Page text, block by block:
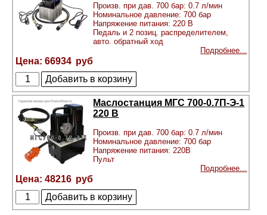
Произв. при дав. 700 бар: 0.7 л/мин
Номинальное давление: 700 бар
Напряжение питания: 220 В
Педаль и 2 позиц. распределителем,
авто. обратный ход
Подробнее...
66934
Маслостанция МГС 700-0.7П-Э-1
220 В
Произв. при дав. 700 бар: 0.7 л/мин
Номинальное давление: 700 бар
Напряжение питания: 220В
Пульт
Подробнее...
48216